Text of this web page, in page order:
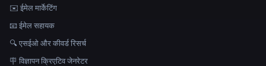
✉️ ईमेल मार्केटिंग
📧 ईमेल सहायक
🔍 एसईओ और कीवर्ड रिसर्च
🪧 विज्ञापन क्रिएटिव जेनरेटर